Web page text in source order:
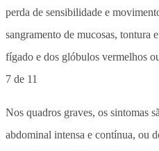
7 de 11
Nos quadros graves, os sintomas
abdominal intensa e contínua, ou